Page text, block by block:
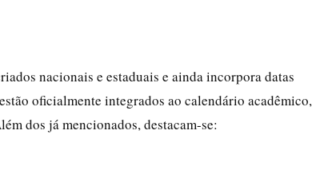
nacionais e estaduais e ainda incorpora datas
oficialmente integrados ao calendário acadêmico,
dos já mencionados, destacam-se: